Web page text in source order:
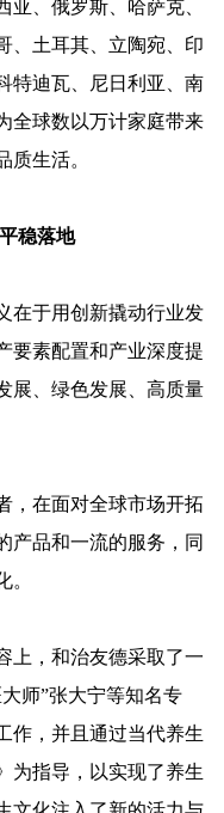
、俄罗斯、哈萨克、
、土耳其、立陶宛、印
特迪瓦、尼日利亚、南
全球数以万计家庭带来
质生活。
稳落地
在于用创新撬动行业发
要素配置和产业深度提
展、绿色发展、高质量
，在面对全球市场开拓
产品和一流的服务，同
。
上，和治友德采取了一
师”张大宁等知名专
作，并且通过当代养生
为指导，以实现了养生